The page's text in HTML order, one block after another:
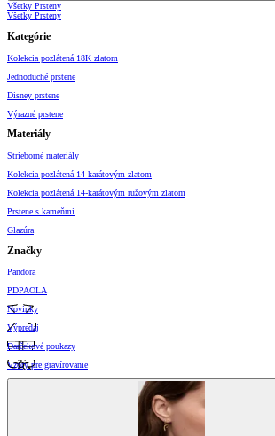
Všetky Prsteny
Všetky Prsteny
Kategórie
Kolekcia pozlátená 18K zlatom
Jednoduché prstene
Disney prstene
Výrazné prstene
Materiály
Strieborné materiály
Kolekcia pozlátená 14-karátovým zlatom
Kolekcia pozlátená 14-karátovým ružovým zlatom
Prstene s kameňmi
Glazúra
Značky
Pandora
PDPAOLA
Novinky
Výpredaj
Darčekové poukazy
Vzory pre gravírovanie